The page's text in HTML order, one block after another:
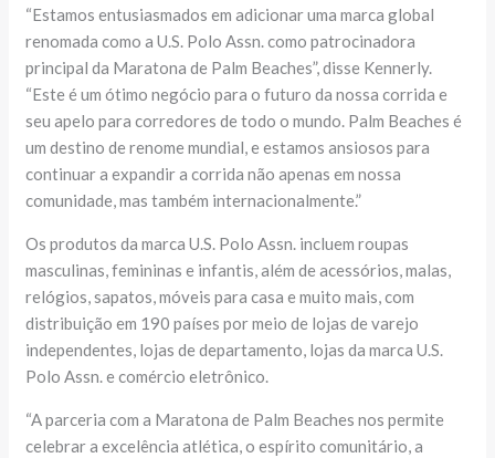
“Estamos entusiasmados em adicionar uma marca global
renomada como a U.S. Polo Assn. como patrocinadora
principal da Maratona de Palm Beaches”, disse Kennerly.
“Este é um ótimo negócio para o futuro da nossa corrida e
seu apelo para corredores de todo o mundo. Palm Beaches é
um destino de renome mundial, e estamos ansiosos para
continuar a expandir a corrida não apenas em nossa
comunidade, mas também internacionalmente.”
Os produtos da marca U.S. Polo Assn. incluem roupas
masculinas, femininas e infantis, além de acessórios, malas,
relógios, sapatos, móveis para casa e muito mais, com
distribuição em 190 países por meio de lojas de varejo
independentes, lojas de departamento, lojas da marca U.S.
Polo Assn. e comércio eletrônico.
“A parceria com a Maratona de Palm Beaches nos permite
celebrar a excelência atlética, o espírito comunitário, a